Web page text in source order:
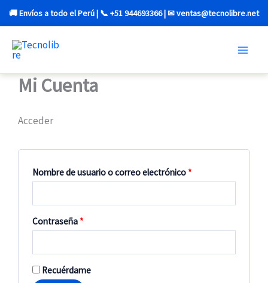
🚚 Envíos a todo el Perú | 📞 +51 944693366 | ✉ ventas@tecnolibre.net
al
contenido
Mi Cuenta
Acceder
Nombre de usuario o correo electrónico *
Contraseña *
Recuérdame